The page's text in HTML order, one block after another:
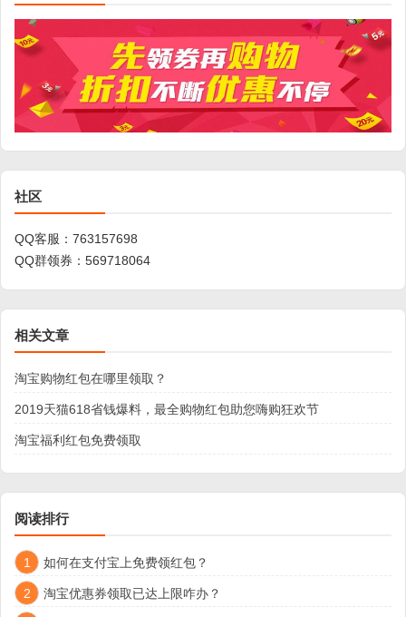
社区
QQ客服： 763157698
QQ群领券： 569718064
相关文章
淘宝购物红包在哪里领取？
2019天猫618省钱爆料，最全购物红包助您嗨购狂欢节
淘宝福利红包免费领取
阅读排行
1 如何在支付宝上免费领红包？
2 淘宝优惠券领取已达上限咋办？